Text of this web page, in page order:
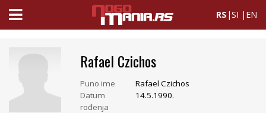
RS |SI | EN
Rafael Czichos
Puno ime
Rafael Czichos
Datum
rođenja
14.5.1990.